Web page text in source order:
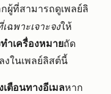
กผู้ที่สามารถดูเพลย์ลิ
ฉพาะเจาะจงให้
ำเครื่องหมายถัด
ในเพลย์ลิสต์นี้
เตือนทางอีเมลหาก